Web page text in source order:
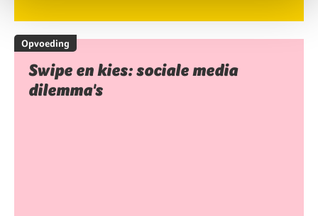
Opvoeding
Swipe en kies: sociale media
dilemma's